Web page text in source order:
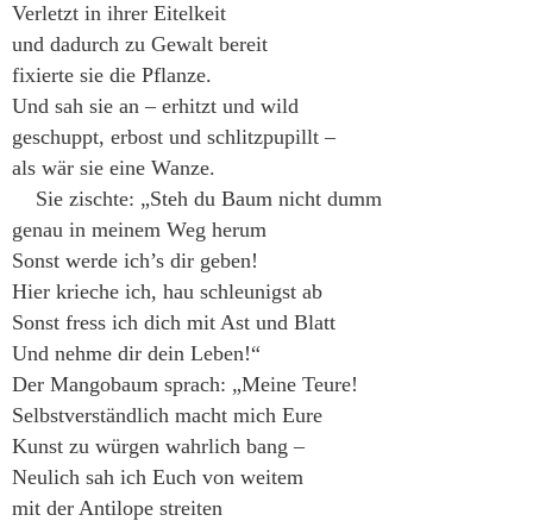
Verletzt in ihrer Eitelkeit
und dadurch zu Gewalt bereit
fixierte sie die Pflanze.
Und sah sie an – erhitzt und wild
geschuppt, erbost und schlitzpupillt –
als wär sie eine Wanze.
Sie zischte: „Steh du Baum nicht dumm
genau in meinem Weg herum
Sonst werde ich’s dir geben!
Hier krieche ich, hau schleunigst ab
Sonst fress ich dich mit Ast und Blatt
Und nehme dir dein Leben!“
Der Mangobaum sprach: „Meine Teure!
Selbstverständlich macht mich Eure
Kunst zu würgen wahrlich bang –
Neulich sah ich Euch von weitem
mit der Antilope streiten